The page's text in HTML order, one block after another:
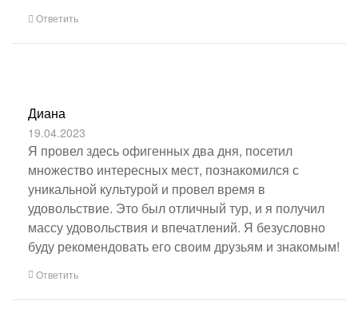
Ответить
Диана
19.04.2023
Я провел здесь офигенных два дня, посетил
множество интересных мест, познакомился с
уникальной культурой и провел время в
удовольствие. Это был отличный тур, и я получил
массу удовольствия и впечатлений. Я безусловно
буду рекомендовать его своим друзьям и знакомым!
Ответить